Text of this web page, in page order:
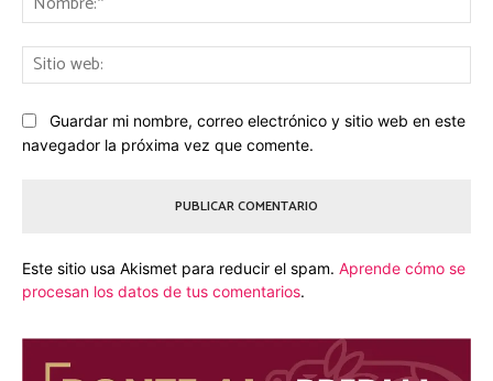
Guardar mi nombre, correo electrónico y sitio web en este
navegador la próxima vez que comente.
Este sitio usa Akismet para reducir el spam. Aprende cómo se
procesan los datos de tus comentarios.